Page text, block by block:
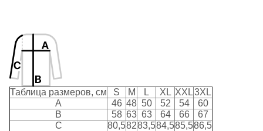
Таблица размеров, см S M L XL XXL3XL
A
46 48 50 52 54
60
B
58 63 63 64 66
67
C
80,58283,584,585,586,5